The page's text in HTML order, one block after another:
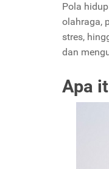
Pola
olahraga,
stres,
dan
Apa